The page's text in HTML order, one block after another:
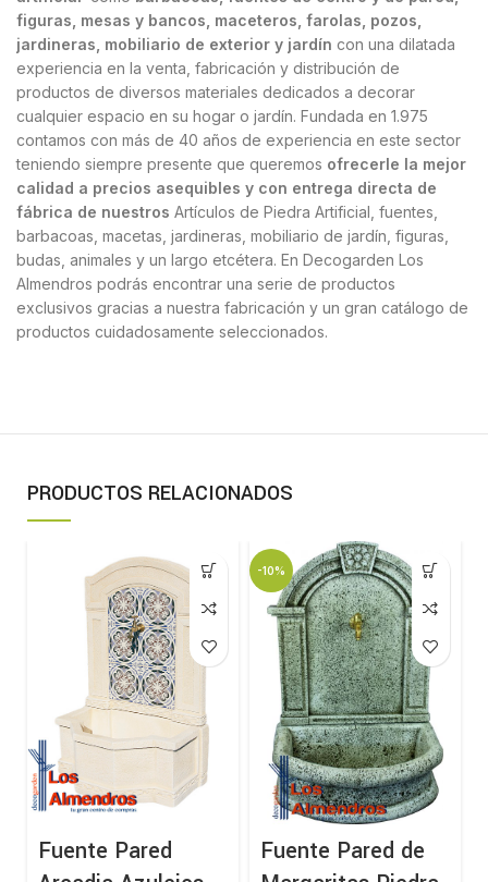
figuras, mesas y bancos, maceteros, farolas, pozos,
jardineras, mobiliario de exterior y jardín con una dilatada
experiencia en la venta, fabricación y distribución de
productos de diversos materiales dedicados a decorar
cualquier espacio en su hogar o jardín. Fundada en 1.975
contamos con más de 40 años de experiencia en este sector
teniendo siempre presente que queremos ofrecerle la mejor
calidad a precios asequibles y con entrega directa de
fábrica de nuestros Artículos de Piedra Artificial, fuentes,
barbacoas, macetas, jardineras, mobiliario de jardín, figuras,
budas, animales y un largo etcétera. En Decogarden Los
Almendros podrás encontrar una serie de productos
exclusivos gracias a nuestra fabricación y un gran catálogo de
productos cuidadosamente seleccionados.
PRODUCTOS RELACIONADOS
Fuente Pared
-10%
Fuente Pared de